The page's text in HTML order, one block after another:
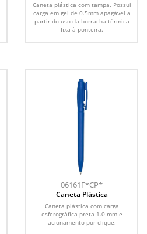
Caneta plástica com tampa. Possui
carga em gel de 0.5mm apagável a
partir do uso da borracha térmica
fixa à ponteira.
06161F*CP*
Caneta Plástica
Caneta plástica com carga
esferográfica preta 1.0 mm e
acionamento por clique.